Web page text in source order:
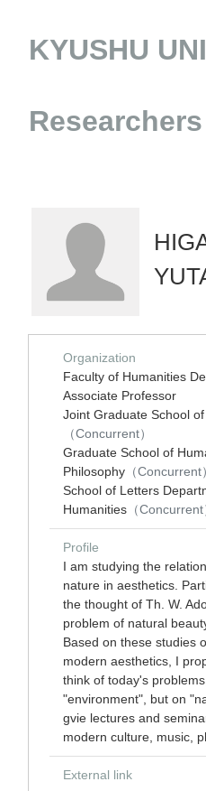
KYUSHU
Researchers
Organization
Faculty of Humanities
Associate Professor
Joint Graduate School
（Concurrent）
Graduate School of
Philosophy （Concurrent）
School of Letters
Humanities （Concurrent
Profile
I am studying the
nature in aesthetics.
the thought of Th. W.
problem of natural
Based on these studies
modern aesthetics, I
think of today's
"environment", but on
gvie lectures and
modern culture, music,
External link